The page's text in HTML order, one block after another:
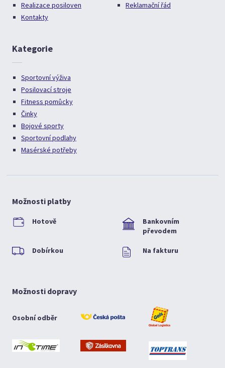
Realizace posiloven
Kontakty
Reklamační řád
Kategorie
Sportovní výživa
Posilovací stroje
Fitness pomůcky
Činky
Bojové sporty
Sportovní podlahy
Masérské potřeby
Možnosti platby
Hotově
Bankovním
převodem
Dobírkou Na fakturu
Možnosti dopravy
Osobní odběr